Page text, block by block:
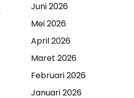
Juni 2026
Mei 2026
April 2026
Maret 2026
Februari 2026
Januari 2026